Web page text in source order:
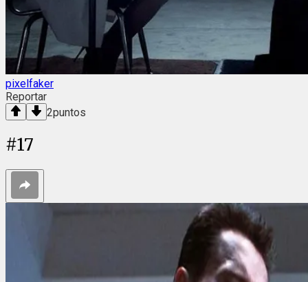
pixelfaker
Reportar
2puntos
#17